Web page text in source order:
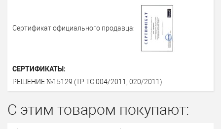
Сертификат официального продавца:
СЕРТИФИКАТЫ:
РЕШЕНИЕ №15129 (ТР ТС 004/2011, 020/2011)
С этим товаром покупают: